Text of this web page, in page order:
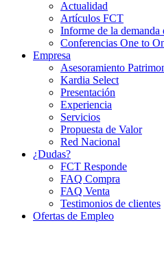
Actualidad
Artículos FCT
Informe de la demanda
Conferencias One to
Empresa
Asesoramiento
Kardia Select
Presentación
Experiencia
Servicios
Propuesta de Valor
Red Nacional
¿Dudas?
FCT Responde
FAQ Compra
FAQ Venta
Testimonios de clientes
Ofertas de Empleo